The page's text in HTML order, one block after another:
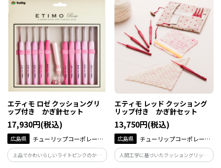
エティモ ロゼ クッショングリ
ップ付き かぎ針セット
17,930円(税込)
広島県
チューリップコーポレーシ
ョン
上品でかわいらしいライトピンクのかぎ
先、グリップはにぎりやすくフレンチピ
エティモ レッド クッショング
リップ付き かぎ針セット
13,750円(税込)
広島県
チューリップコーポレーシ
ョン
人間工学に基づいたクッショングリップ
が持ちやすく、高品質でなめらかな針先